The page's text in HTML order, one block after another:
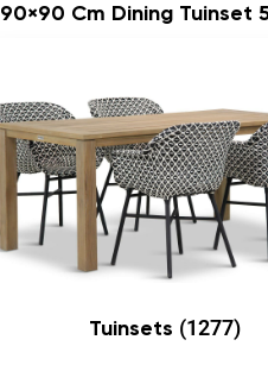
90×90 Cm Dining Tuinset
Tuinsets (1277)